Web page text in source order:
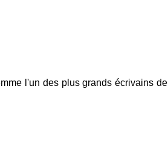
l'un des plus grands écrivains de